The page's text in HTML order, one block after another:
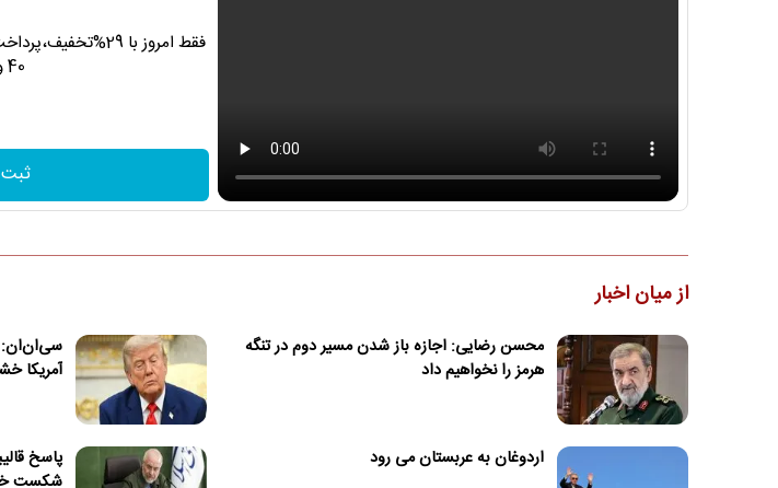
فقط امروز با
40 وات بخر
از میان اخبار
محسن رضایی: اجازه باز شدن مسیر دوم در تنگه
هرمز را نخواهیم داد
سی‌ان‌ان:
آمریکا
اردوغان به عربستان می رود
پاسخ